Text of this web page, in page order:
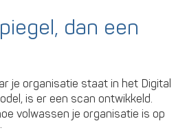
dan een
je organisatie staat in het Digital
is er een scan ontwikkeld.
volwassen je organisatie is op